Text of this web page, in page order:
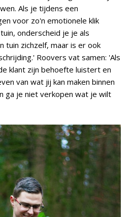
Als je tijdens een
voor zo'n emotionele klik
onderscheid je je als
tuin zichzelf, maar is er ook
Roovers vat samen: 'Als
klant zijn behoefte luistert en
van wat jij kan maken binnen
ga je niet verkopen wat je wilt